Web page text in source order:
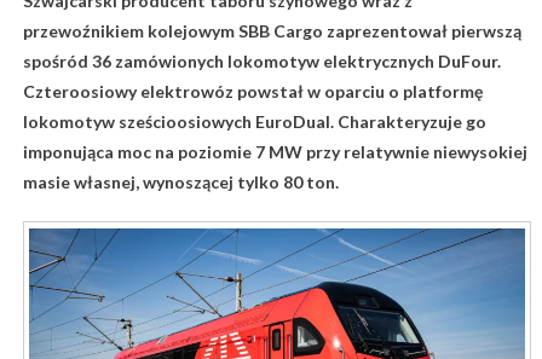
przewoźnikiem kolejowym SBB Cargo zaprezentował pierwszą
spośród 36 zamówionych lokomotyw elektrycznych DuFour.
Czteroosiowy elektrowóz powstał w oparciu o platformę
lokomotyw sześcioosiowych EuroDual. Charakteryzuje go
imponująca moc na poziomie 7 MW przy relatywnie niewysokiej
masie własnej, wynoszącej tylko 80 ton.